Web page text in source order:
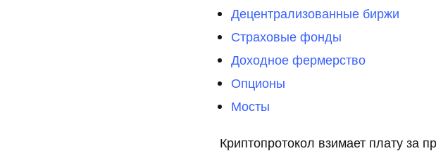
Децентрализованные биржи
Страховые фонды
Доходное фермерство
Опционы
Мосты
Криптопротокол взимает плату за